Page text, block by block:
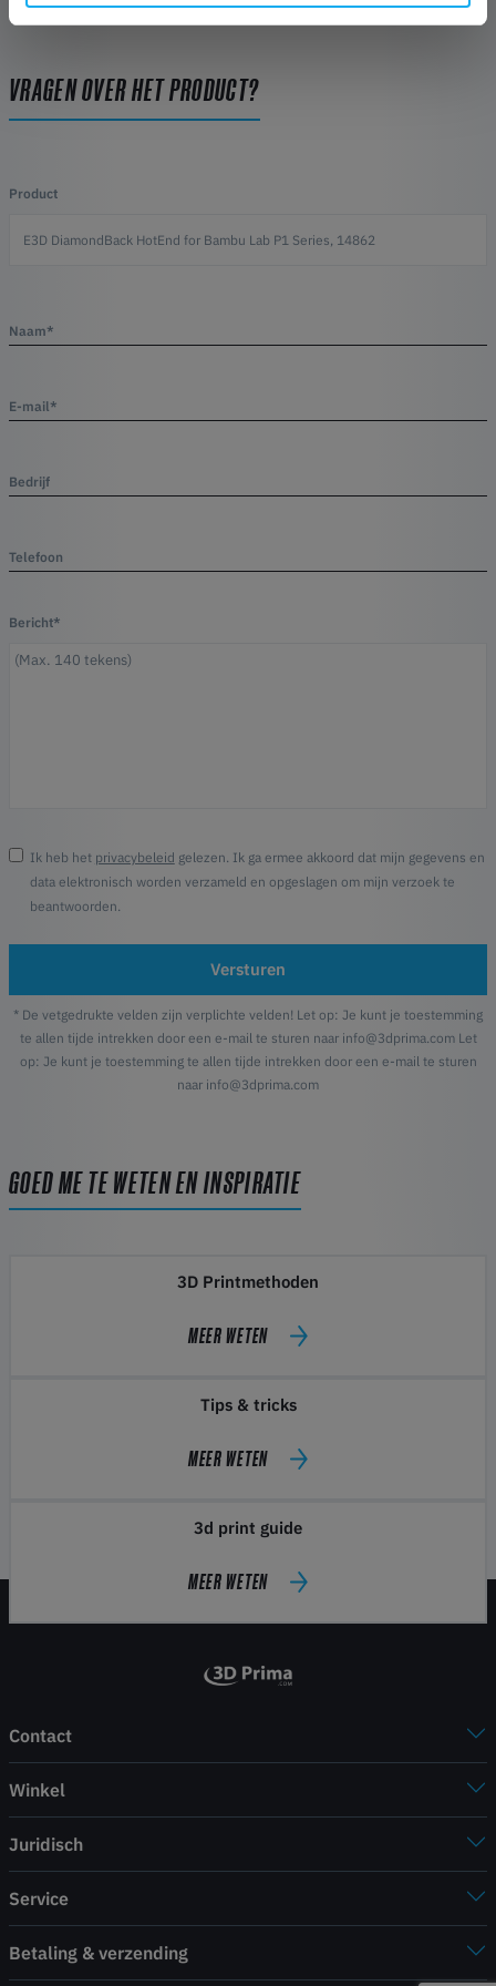
VRAGEN OVER HET PRODUCT?
Product
Naam*
E-mail*
Bedrijf
Telefoon
Bericht*
Ik heb het privacybeleid gelezen. Ik ga ermee akkoord dat mijn gegevens en
data elektronisch worden verzameld en opgeslagen om mijn verzoek te
beantwoorden.
Versturen
* De vetgedrukte velden zijn verplichte velden! Let op: Je kunt je toestemming
te allen tijde intrekken door een e-mail te sturen naar info@3dprima.com Let
op: Je kunt je toestemming te allen tijde intrekken door een e-mail te sturen
naar info@3dprima.com
GOED ME TE WETEN EN INSPIRATIE
3D Printmethoden
MEER WETEN
Tips & tricks
MEER WETEN
3d print guide
MEER WETEN
Contact
Winkel
Juridisch
Service
Betaling & verzending